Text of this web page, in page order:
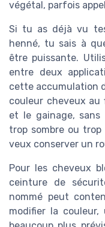
végétal, parfois
Si tu as déjà vu
henné, tu sais à
être puissante.
entre deux
cette accumulation
couleur cheveux au
et le gainage,
trop sombre ou
veux conserver un
Pour les cheveux
ceinture de
nommé peut
modifier la